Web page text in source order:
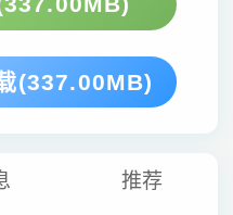
(337.00MB)
推荐